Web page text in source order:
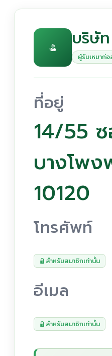
บริษั
ผู้รับเหมาก่อ
ที่อยู่
14/55
บางโพง
10120
โทรศัพท์
สำหรับสมาชิกเท่านั้น
อีเมล
สำหรับสมาชิกเท่านั้น